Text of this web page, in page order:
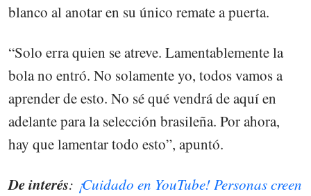
blanco al anotar en su único remate a puerta.
“Solo erra quien se atreve. Lamentablemente la
bola no entró. No solamente yo, todos vamos a
aprender de esto. No sé qué vendrá de aquí en
adelante para la selección brasileña. Por ahora,
hay que lamentar todo esto”, apuntó.
De interés: ¡Cuidado en YouTube! Personas creen